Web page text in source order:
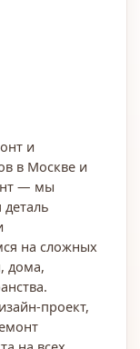
и
в Москве и
— мы
на сложных
дома,
проект,